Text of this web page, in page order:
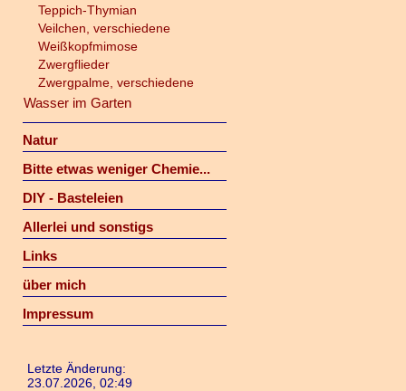
Teppich-Thymian
Veilchen, verschiedene
Weißkopfmimose
Zwergflieder
Zwergpalme, verschiedene
Wasser im Garten
Natur
Bitte etwas weniger Chemie...
DIY - Basteleien
Allerlei und sonstigs
Links
über mich
Impressum
Letzte Änderung:
23.07.2026, 02:49